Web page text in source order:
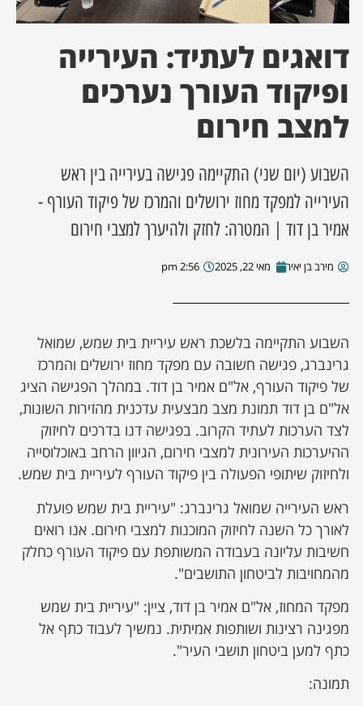
מקומית
עסקים
דואגים לעתיד: העירייה
ופיקוד העורך נערכים
למצב חירום
השבוע (יום שני) התקיימה פגישה בעירייה בין ראש
העירייה למפקד מחוז ירושלים והמרכז של פיקוד העורף -
אמיר בן דוד | המטרה: לחזק ולהיערך למצבי חירום
מירב בן יאיר מאי 22, 2025 2:56 pm
השבוע התקיימה בלשכת ראש עיריית בית שמש, שמואל
גרינברג, פגישה חשובה עם מפקד מחוז ירושלים והמרכז
של פיקוד העורף, אל"ם אמיר בן דוד. במהלך הפגישה הציג
אל"ם בן דוד תמונת מצב מבצעית עדכנית מהזירות השונות,
לצד הערכות לעתיד הקרוב. בפגישה דנו בדרכים לחיזוק
ההיערכות העירונית למצבי חירום, הגיוון הרחב באוכלוסייה
ולחיזוק שיתופי הפעולה בין פיקוד העורף לעיריית בית שמש.
ראש העירייה שמואל גרינברג: "עיריית בית שמש פועלת
לאורך כל השנה לחיזוק המוכנות למצבי חירום. אנו רואים
חשיבות עליונה בעבודה המשותפת עם פיקוד העורף כחלק
מהמחויבות לביטחון התושבים".
מפקד המחוז, אל"ם אמיר בן דוד, ציין: "עיריית בית שמש
מפגינה רצינות ושותפות אמיתית. נמשיך לעבוד כתף אל
כתף למען ביטחון תושבי העיר".
תמונה: